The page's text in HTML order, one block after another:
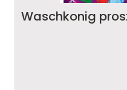
Waschkonig